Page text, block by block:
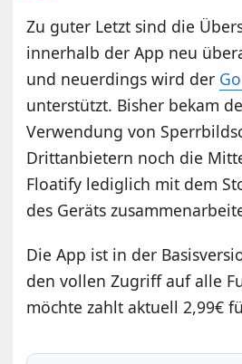
Zu guter Letzt sind die
innerhalb der App neu
und neuerdings wird der
unterstützt. Bisher bekam
Verwendung von
Drittanbietern noch die
Floatify lediglich mit dem
des Geräts
Die App ist in der
den vollen Zugriff auf alle
möchte zahlt aktuell 2,99€